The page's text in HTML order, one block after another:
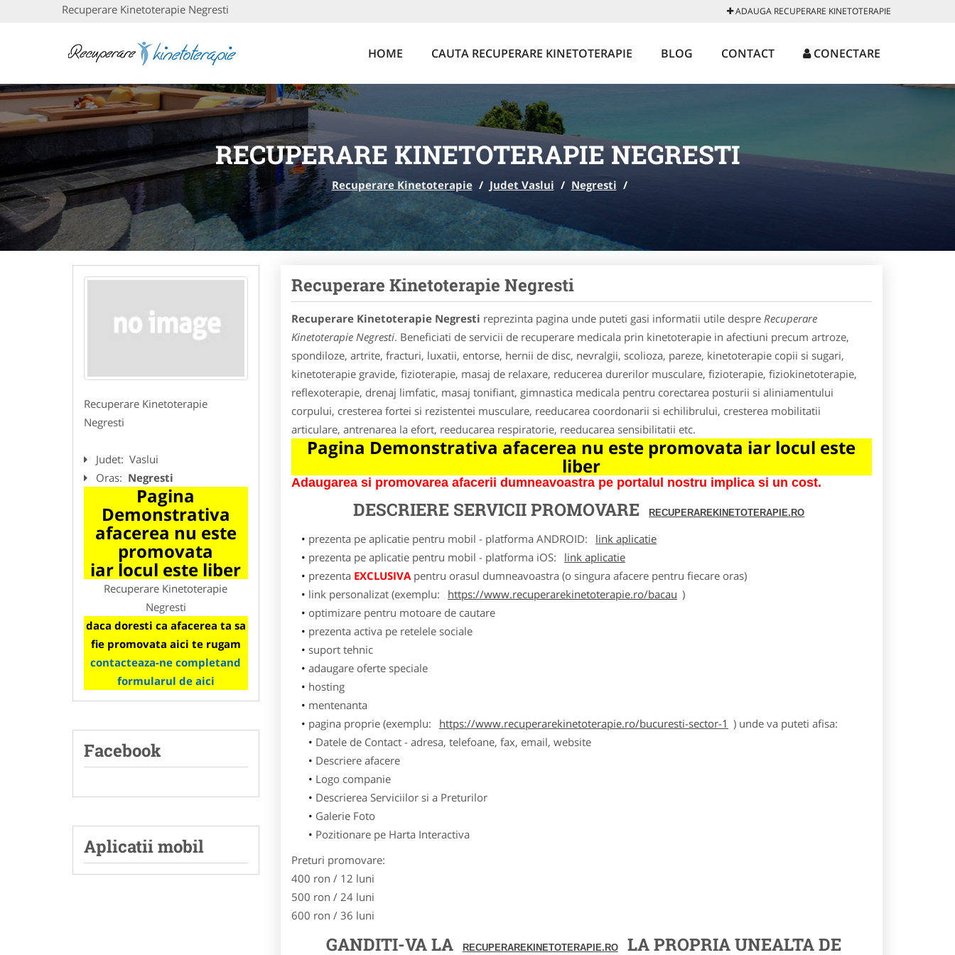
Recuperare Kinetoterapie Negresti ADAUGA RECUPERARE KINETOTERAPIE
HOME CAUTA RECUPERARE KINETOTERAPIE BLOG CONTACT CONECTARE
RECUPERARE KINETOTERAPIE NEGRESTI
Recuperare Kinetoterapie / Judet Vaslui / Negresti /
Recuperare Kinetoterapie
Negresti
Judet: Vaslui
Oras: Negresti
Pagina
Demonstrativa
afacerea nu este
promovata
iar locul este liber
Recuperare Kinetoterapie
Negresti
daca doresti ca afacerea ta sa
fie promovata aici te rugam
contacteaza-ne completand
formularul de aici
Facebook
Aplicatii mobil
Recuperare Kinetoterapie Negresti
Recuperare Kinetoterapie Negresti reprezinta pagina unde puteti gasi informatii utile despre Recuperare
Kinetoterapie Negresti. Beneficiati de servicii de recuperare medicala prin kinetoterapie in afectiuni precum artroze,
spondiloze, artrite, fracturi, luxatii, entorse, hernii de disc, nevralgii, scolioza, pareze, kinetoterapie copii si sugari,
kinetoterapie gravide, fizioterapie, masaj de relaxare, reducerea durerilor musculare, fizioterapie, fiziokinetoterapie,
reflexoterapie, drenaj limfatic, masaj tonifiant, gimnastica medicala pentru corectarea posturii si aliniamentului
corpului, cresterea fortei si rezistentei musculare, reeducarea coordonarii si echilibrului, cresterea mobilitatii
articulare, antrenarea la efort, reeducarea respiratorie, reeducarea sensibilitatii etc.
Pagina Demonstrativa afacerea nu este promovata iar locul este
liber
Adaugarea si promovarea afacerii dumneavoastra pe portalul nostru implica si un cost.
DESCRIERE SERVICII PROMOVARE RECUPERAREKINETOTERAPIE.RO
prezenta pe aplicatie pentru mobil - platforma ANDROID:
link aplicatie
prezenta pe aplicatie pentru mobil - platforma iOS:
link aplicatie
prezenta EXCLUSIVApentru orasul dumneavoastra (o singura afacere pentru fiecare oras)
link personalizat (exemplu:
https://www.recuperarekinetoterapie.ro/bacau )
optimizare pentru motoare de cautare
prezenta activa pe retelele sociale
suport tehnic
adaugare oferte speciale
hosting
mentenanta
pagina proprie (exemplu:
https://www.recuperarekinetoterapie.ro/bucuresti-sector-1 ) unde va puteti afisa:
Datele de Contact - adresa, telefoane, fax, email, website
Descriere afacere
Logo companie
Descrierea Serviciilor si a Preturilor
Galerie Foto
Pozitionare pe Harta Interactiva
Preturi promovare:
400 ron / 12 luni
500 ron / 24 luni
600 ron / 36 luni
GANDITI-VA LA RECUPERAREKINETOTERAPIE.RO
LA PROPRIA UNEALTA DE